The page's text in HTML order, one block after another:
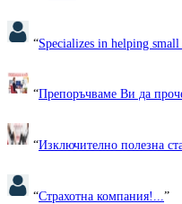
“Specializes in helping
“Препоръчваме Ви да
“Изключително полезна
“Страхотна компания!... ”